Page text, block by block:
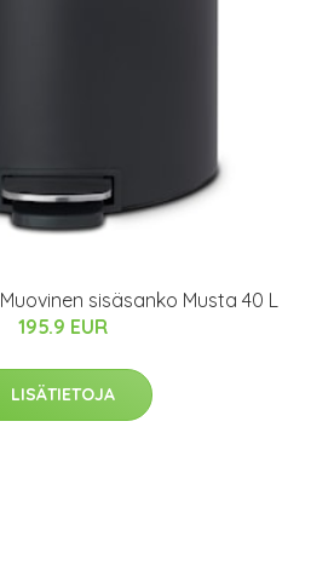
sisäsanko Musta 40 L
195.9 EUR
LISÄTIETOJA